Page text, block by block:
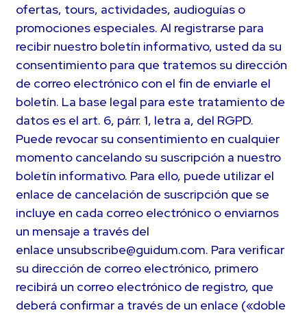
ofertas, tours, actividades, audioguías o
promociones especiales. Al registrarse para
recibir nuestro boletín informativo, usted da su
consentimiento para que tratemos su dirección
de correo electrónico con el fin de enviarle el
boletín. La base legal para este tratamiento de
datos es el art. 6, párr. 1, letra a, del RGPD.
Puede revocar su consentimiento en cualquier
momento cancelando su suscripción a nuestro
boletín informativo. Para ello, puede utilizar el
enlace de cancelación de suscripción que se
incluye en cada correo electrónico o enviarnos
un mensaje a través del
enlace unsubscribe@guidum.com. Para verificar
su dirección de correo electrónico, primero
recibirá un correo electrónico de registro, que
deberá confirmar a través de un enlace («doble